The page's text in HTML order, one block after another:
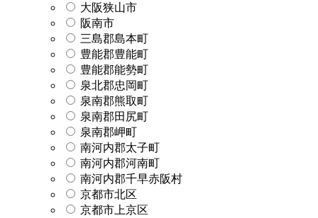
大阪狭山市
阪南市
三島郡島本町
豊能郡豊能町
豊能郡能勢町
泉北郡忠岡町
泉南郡熊取町
泉南郡田尻町
泉南郡岬町
南河内郡太子町
南河内郡河南町
南河内郡千早赤阪村
京都市北区
京都市上京区